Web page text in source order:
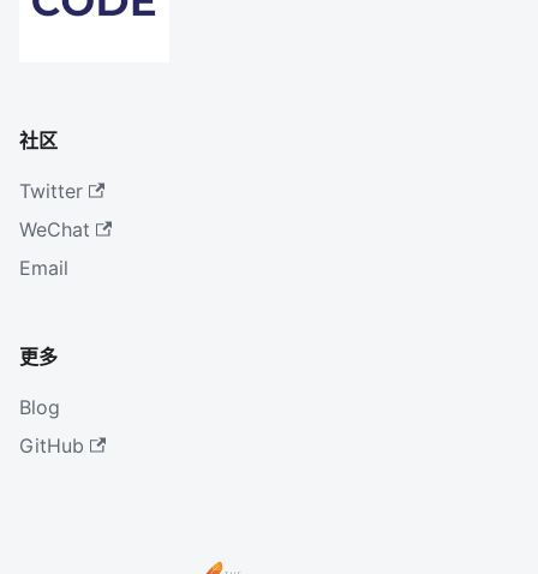
社区
Twitter
WeChat
Email
更多
Blog
GitHub